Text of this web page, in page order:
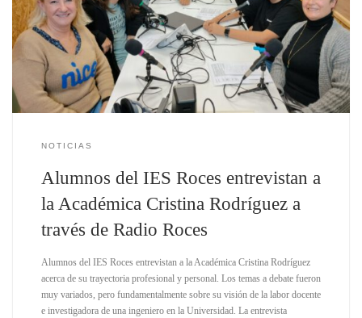
NOTICIAS
Alumnos del IES Roces entrevistan a
la Académica Cristina Rodríguez a
través de Radio Roces
Alumnos del IES Roces entrevistan a la Académica Cristina Rodríguez
acerca de su trayectoria profesional y personal. Los temas a debate fueron
muy variados, pero fundamentalmente sobre su visión de la labor docente
e investigadora de una ingeniero en la Universidad. La entrevista